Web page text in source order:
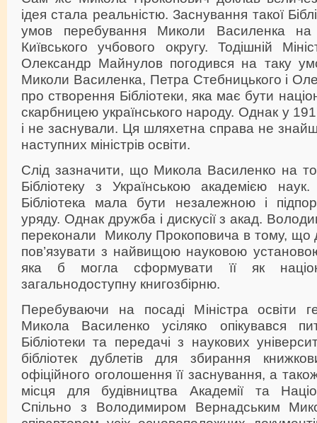
ідея стала реальністю. Заснування такої
умов перебування Миколи Василенка на
Київського учбового округу. Тодішній
Олександр Майнулов погодився на таку
Миколи Василенка, Петра Стебницького і
про створення Бібліотеки, яка має бути
скарбницею українського народу. Однак у
і не заснували. Ця шляхетна справа не
наступних міністрів освіти.
Слід зазначити, що Микола Василенко на
Бібліотеку з Українською академією
Бібліотека мала бути незалежною і
уряду. Однак дружба і дискусії з акад.
переконали Миколу Прокоповича в тому, що
пов’язувати з найвищою науковою
яка б могла сформувати її як
загальнодоступну книгозбірню.
Перебуваючи на посаді Міністра освіти
Микола Василенко усіляко опікувався
Бібліотеки та передачі з наукових
бібліотек дублетів для збирання
офіційного оголошення її заснування, а
місця для будівництва Академії та
Спільно з Володимиром Вернадським